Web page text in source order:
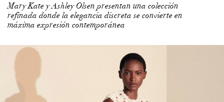
Mary Kate y Ashley Olsen presentan una colección
refinada donde la elegancia discreta se convierte en
máxima expresión contemporánea